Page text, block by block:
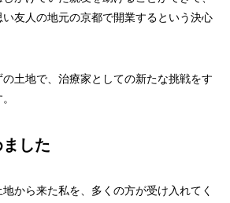
友人の地元の京都で開業するという決心
土地で、治療家としての新たな挑戦をす
した
から来た私を、多くの方が受け入れてく